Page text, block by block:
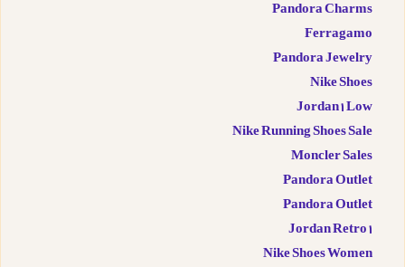
Pandora Charms
Ferragamo
Pandora Jewelry
Nike Shoes
Jordan 1 Low
Nike Running Shoes Sale
Moncler Sales
Pandora Outlet
Pandora Outlet
Jordan Retro 1
Nike Shoes Women